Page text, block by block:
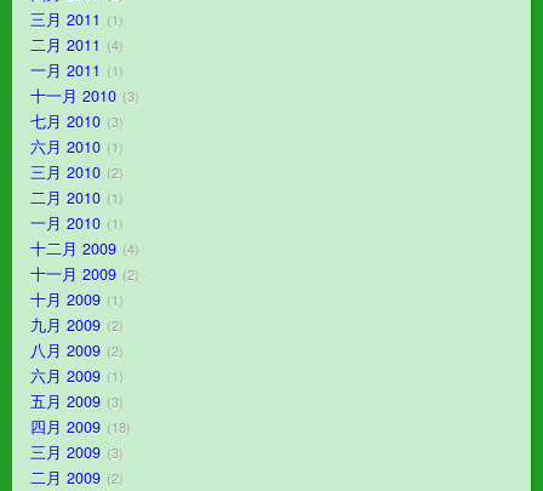
三月 2011 1
二月 2011 4
一月 2011 1
十一月 2010 3
七月 2010 3
六月 2010 1
三月 2010 2
二月 2010 1
一月 2010 1
十二月 2009 4
十一月 2009 2
十月 2009 1
九月 2009 2
八月 2009 2
六月 2009 1
五月 2009 3
四月 2009 18
三月 2009 3
二月 2009 2